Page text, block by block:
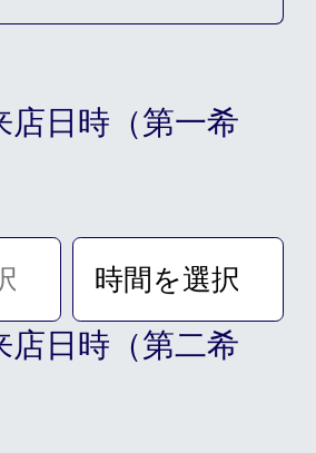
～PM8:00
～PM5:30
店日時（第一希
店日時（第二希